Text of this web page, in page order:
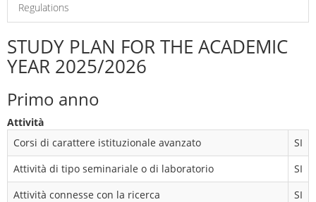
Regulations
STUDY PLAN FOR THE ACADEMIC
YEAR 2025/2026
Primo anno
Attività
Corsi di carattere istituzionale avanzato
SI
Attività di tipo seminariale o di laboratorio
SI
Attività connesse con la ricerca
SI